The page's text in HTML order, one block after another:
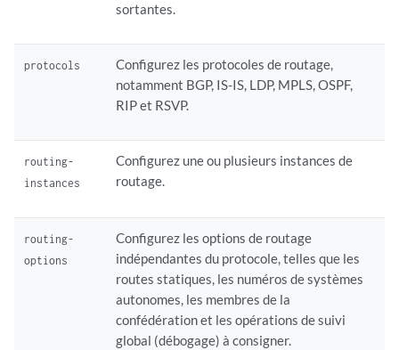
sortantes.
protocols
Configurez les protocoles de routage,
notamment BGP, IS-IS, LDP, MPLS, OSPF,
RIP et RSVP.
routing-
instances
Configurez une ou plusieurs instances de
routage.
routing-
options
Configurez les options de routage
indépendantes du protocole, telles que les
routes statiques, les numéros de systèmes
autonomes, les membres de la
confédération et les opérations de suivi
global (débogage) à consigner.